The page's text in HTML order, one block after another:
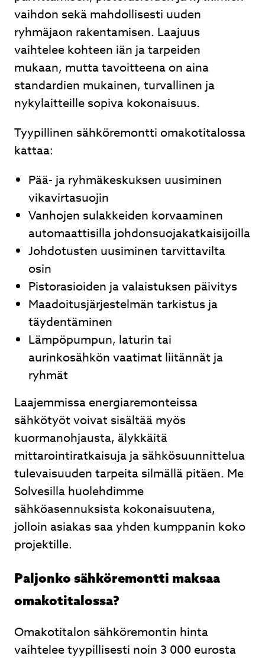
vaihdon sekä mahdollisesti uuden
ryhmäjaon rakentamisen. Laajuus
vaihtelee kohteen iän ja tarpeiden
mukaan, mutta tavoitteena on aina
standardien mukainen, turvallinen ja
nykylaitteille sopiva kokonaisuus.
Tyypillinen sähköremontti omakotitalossa
kattaa:
Pää- ja ryhmäkeskuksen uusiminen
vikavirtasuojin
Vanhojen sulakkeiden korvaaminen
automaattisilla johdonsuojakatkaisijoilla
Johdotusten uusiminen tarvittavilta
osin
Pistorasioiden ja valaistuksen päivitys
Maadoitusjärjestelmän tarkistus ja
täydentäminen
Lämpöpumpun, laturin tai
aurinkosähkön vaatimat liitännät ja
ryhmät
Laajemmissa energiaremonteissa
sähkötyöt voivat sisältää myös
kuormanohjausta, älykkäitä
mittarointiratkaisuja ja sähkösuunnittelua
tulevaisuuden tarpeita silmällä pitäen. Me
Solvesilla huolehdimme
sähköasennuksista kokonaisuutena,
jolloin asiakas saa yhden kumppanin koko
projektille.
Paljonko sähköremontti maksaa
omakotitalossa?
Omakotitalon sähköremontin hinta
vaihtelee tyypillisesti noin 3 000 eurosta